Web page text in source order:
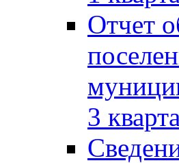
Отчет
3